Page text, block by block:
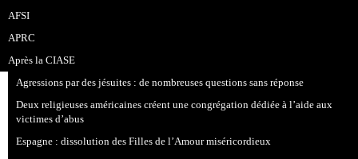
AFSI
APRC
Après la CIASE
Agressions par des jésuites : de nombreuses questions sans réponse
Deux religieuses américaines créent une congrégation dédiée à l’aide aux
victimes d’abus
Espagne : dissolution des Filles de l’Amour miséricordieux